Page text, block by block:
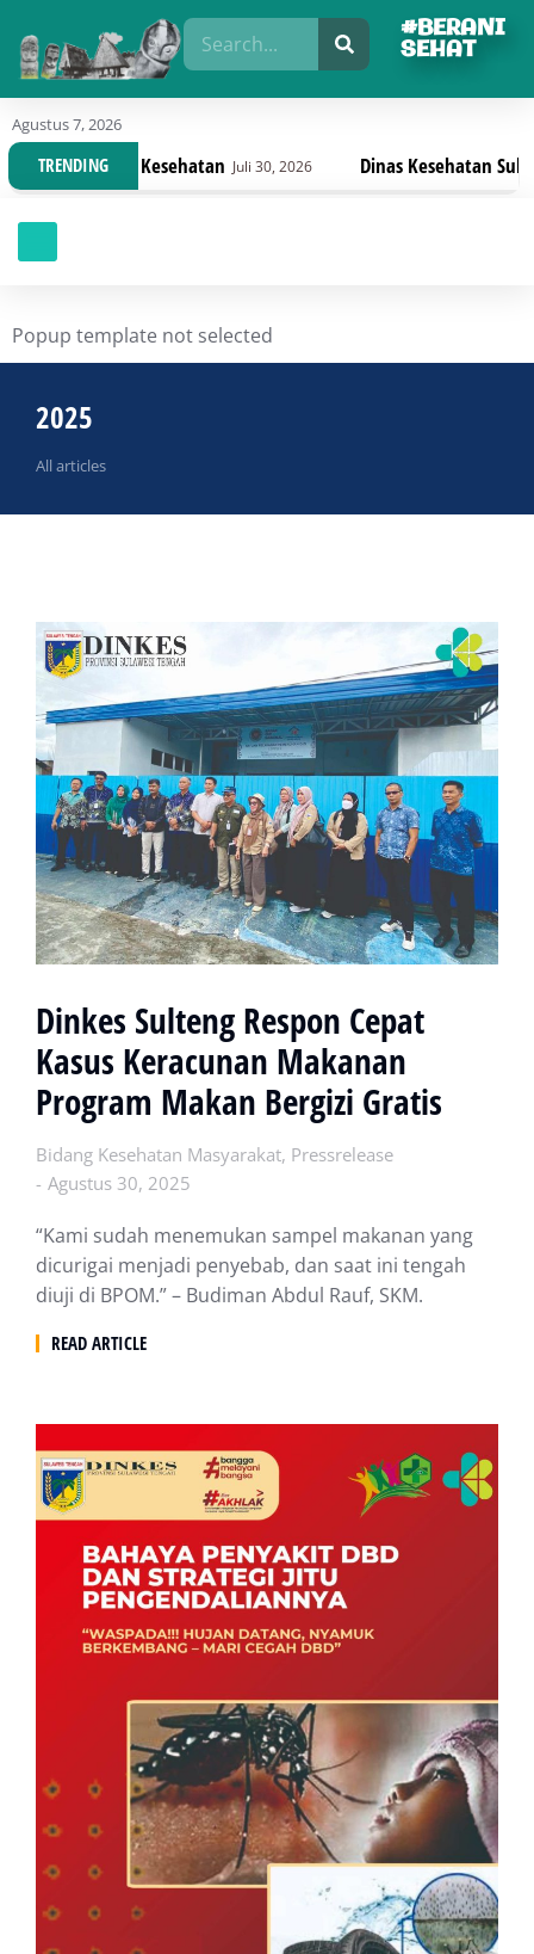
#BERANI
SEHAT
Agustus 7, 2026
TRENDING
Juli 30, 2026 Dinas Kesehatan Sulteng Lanjutkan
Popup template not selected
2025
All articles
Dinkes Sulteng Respon Cepat
Kasus Keracunan Makanan
Program Makan Bergizi Gratis
Bidang Kesehatan Masyarakat, Pressrelease
Agustus 30, 2025
“Kami sudah menemukan sampel makanan yang
dicurigai menjadi penyebab, dan saat ini tengah
diuji di BPOM.” – Budiman Abdul Rauf, SKM.
READ ARTICLE